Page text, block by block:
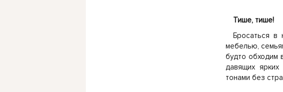
Тише, тише!
Бросаться в
мебелью,
будто обходим
давящих
тонами без